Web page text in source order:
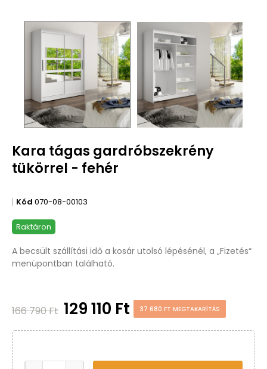
Kara tágas gardróbszekrény
tükörrel - fehér
Kód 070-08-00103
Raktáron
A becsült szállítási idő a kosár utolsó lépésénél, a „Fizetés“
menüpontban található.
166 790 Ft 129 110 Ft 37 680 FT MEGTAKARÍTÁS